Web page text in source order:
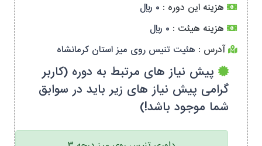
هزینه این دوره : ۰ ریال
هزینه هیئت : ۰ ریال
آدرس : هئیت تنیس روی میز استان کرمانشاه
پیش نیاز های مرتبط به دوره (کاربر
گرامی پیش نیاز های زیر باید در سوابق
شما موجود باشد!)